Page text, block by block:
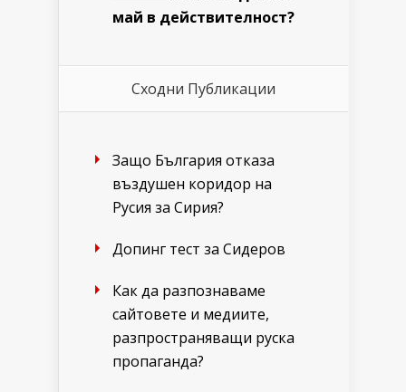
май в действителност?
Сходни Публикации
Защо България отказа
въздушен коридор на
Русия за Сирия?
Допинг тест за Сидеров
Как да разпознаваме
сайтовете и медиите,
разпространяващи руска
пропаганда?